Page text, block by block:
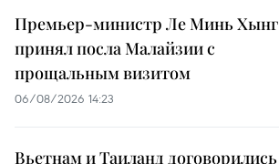
Премьер-министр Ле Минь Хынг
принял посла Малайзии с
прощальным визитом
06/08/2026 14:23
Вьетнам и Таиланд договорились